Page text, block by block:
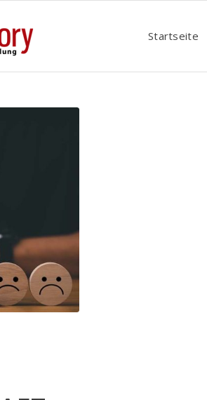
Startseite